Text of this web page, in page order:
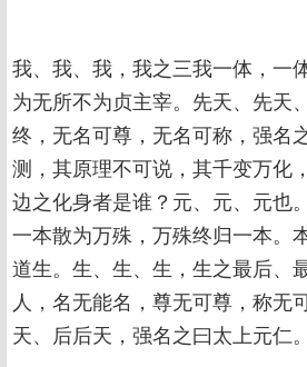
我、我、我，我之三我一体，一
为无所不为贞主宰。先天、先天
终，无名可尊，无名可称，强名
测，其原理不可说，其千变万化
边之化身者是谁？元、元、元也
一本散为万殊，万殊终归一本。
道生。生、生、生，生之最后、
人，名无能名，尊无可尊，称无
天、后后天，强名之曰太上元仁